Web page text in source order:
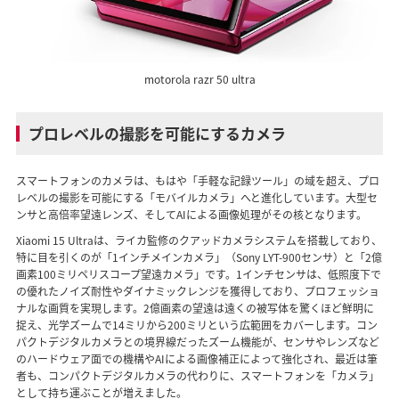
motorola razr 50 ultra
プロレベルの撮影を可能にするカメラ
スマートフォンのカメラは、もはや「手軽な記録ツール」の域を超え、プロ
レベルの撮影を可能にする「モバイルカメラ」へと進化しています。大型セ
ンサと高倍率望遠レンズ、そしてAIによる画像処理がその核となります。
Xiaomi 15 Ultraは、ライカ監修のクアッドカメラシステムを搭載しており、
特に目を引くのが「1インチメインカメラ」（Sony LYT-900センサ）と「2億
画素100ミリペリスコープ望遠カメラ」です。1インチセンサは、低照度下で
の優れたノイズ耐性やダイナミックレンジを獲得しており、プロフェッショ
ナルな画質を実現します。2億画素の望遠は遠くの被写体を驚くほど鮮明に
捉え、光学ズームで14ミリから200ミリという広範囲をカバーします。コン
パクトデジタルカメラとの境界線だったズーム機能が、センサやレンズなど
のハードウェア面での機構やAIによる画像補正によって強化され、最近は筆
者も、コンパクトデジタルカメラの代わりに、スマートフォンを「カメラ」
として持ち運ぶことが増えました。